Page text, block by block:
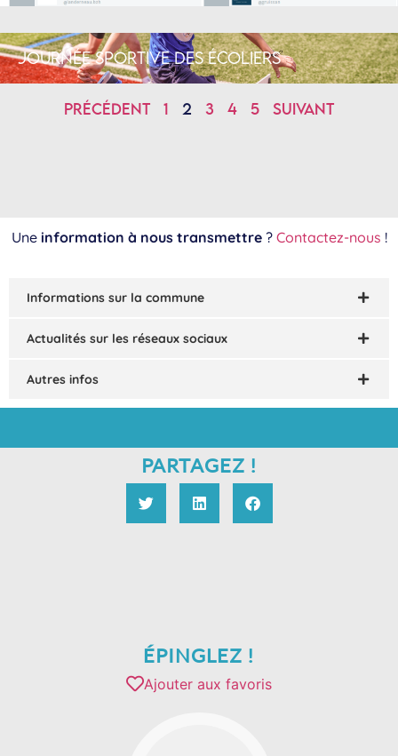
Journée sportive des écoliers
Précédent 1 2 3 4 5 Suivant
Une information à nous transmettre? Contactez-nous !
Informations sur la commune
Actualités sur les réseaux sociaux
Autres infos
PARTAGEZ !
ÉPINGLEZ !
Ajouter aux favoris